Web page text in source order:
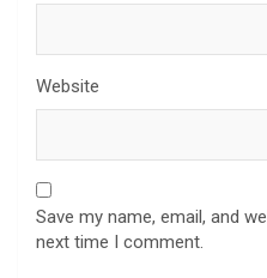
Website
Save my name, email, and
next time I comment.